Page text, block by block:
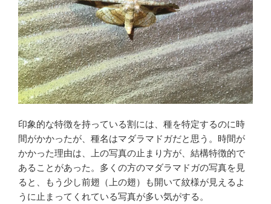
印象的な特徴を持っている割には、種を特定するのに時
間がかかったが、種名はマダラマドガだと思う。時間が
かかった理由は、上の写真の止まり方が、結構特徴的で
あることがあった。多くの方のマダラマドガの写真を見
ると、もう少し前翅（上の翅）も開いて紋様が見えるよ
うに止まってくれている写真が多い気がする。